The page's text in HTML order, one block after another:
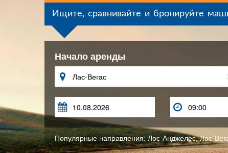
Ищите, сравнивайте и бронируйте
Начало аренды

 
Популярные направления:Лос-Анджелес,Лас-